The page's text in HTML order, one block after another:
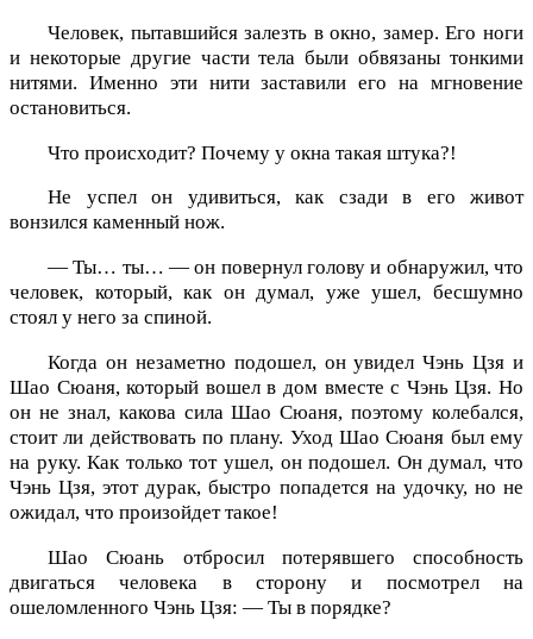
Человек, пытавшийся залезть в окно, замер. Его ноги
и некоторые другие части тела были обвязаны тонкими
нитями. Именно эти нити заставили его на мгновение
остановиться.
Что происходит? Почему у окна такая штука?!
Не успел он удивиться, как сзади в его живот
вонзился каменный нож.
— Ты… ты… — он повернул голову и обнаружил, что
человек, который, как он думал, уже ушел, бесшумно
стоял у него за спиной.
Когда он незаметно подошел, он увидел Чэнь Цзя и
Шао Сюаня, который вошел в дом вместе с Чэнь Цзя. Но
он не знал, какова сила Шао Сюаня, поэтому колебался,
стоит ли действовать по плану. Уход Шао Сюаня был ему
на руку. Как только тот ушел, он подошел. Он думал, что
Чэнь Цзя, этот дурак, быстро попадется на удочку, но не
ожидал, что произойдет такое!
Шао Сюань отбросил потерявшего способность
двигаться человека в сторону и посмотрел на
ошеломленного Чэнь Цзя: — Ты в порядке?